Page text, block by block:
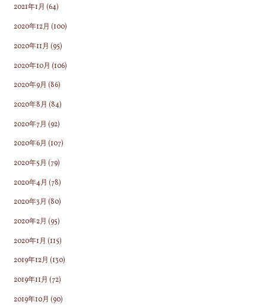
2021年1月 (64)
2020年12月 (100)
2020年11月 (95)
2020年10月 (106)
2020年9月 (86)
2020年8月 (84)
2020年7月 (92)
2020年6月 (107)
2020年5月 (79)
2020年4月 (78)
2020年3月 (80)
2020年2月 (95)
2020年1月 (115)
2019年12月 (130)
2019年11月 (72)
2019年10月 (90)